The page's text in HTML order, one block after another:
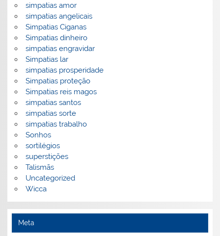
simpatias amor
simpatias angelicais
Simpatias Ciganas
Simpatias dinheiro
simpatias engravidar
Simpatias lar
simpatias prosperidade
Simpatias proteção
Simpatias reis magos
simpatias santos
simpatias sorte
simpatias trabalho
Sonhos
sortilégios
superstições
Talismãs
Uncategorized
Wicca
Meta